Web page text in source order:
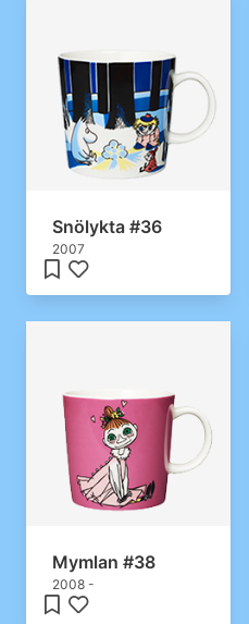
Snölykta #36
2007
Mymlan #38
2008 -